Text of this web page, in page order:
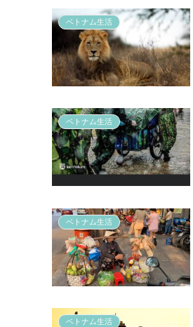
ベトナム生活
ベトナム生活
ベトナム生活
ベトナム生活